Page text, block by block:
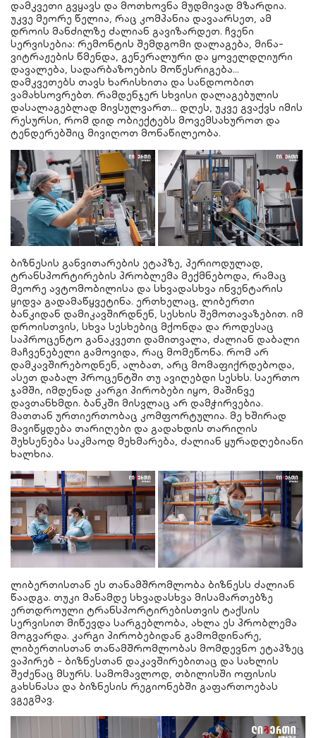
დამკვეთი გვყავს და მოთხოვნა მუდმივად მზარდია.
უკვე მეორე წელია, რაც კომპანია დავაარსეთ, ამ
დროის მანძილზე ძალიან გავიზარდეთ. ჩვენი
სერვისებია: რემონტის შემდგომი დალაგება, მინა-
ვიტრაჟების წმენდა, გენერალური და ყოველდღიური
დავალება, სადარბაზოების მოწესრიგება...
დამკვეთებს თავს ხარისხითა და სანდოობით
ვამახსოვრებთ. რამდენჯერ სხვისი დალაგებულის
დასალაგებლად მივსულვართ… დღეს, უკვე გვაქვს იმის
რესურსი, რომ დიდ ობიექტებს მოვემსახუროთ და
ტენდერებშიც მივიღოთ მონაწილეობა.
ბიზნესის განვითარების ეტაპზე, პერიოდულად,
ტრანსპორტირების პრობლემა მექმნებოდა, რამაც
მეორე ავტომობილისა და სხვადასხვა ინვენტარის
ყიდვა გადამაწყვეტინა. ერთხელაც, ლიბერთი
ბანკიდან დამიკავშირდნენ, სესხის შემოთავაზებით. იმ
დროისთვის, სხვა სესხებიც მქონდა და როდესაც
საპროცენტო განაკვეთი დამითვალა, ძალიან დაბალი
მაჩვენებელი გამოვიდა, რაც მომეწონა. რომ არ
დამკავშირებოდნენ, ალბათ, არც მომაფიქრდებოდა,
ასეთ დაბალ პროცენტში თუ ავიღებდი სესხს. საერთო
ჯამში, იმდენად კარგი პირობები იყო, მაშინვე
დავთანხმდი. ბანკში მისვლაც არ დამჭირვებია.
მათთან ურთიერთობაც კომფორტულია. მე ხშირად
მავიწყდება თარიღები და გადახდის თარიღის
შეხსენება საკმაოდ მეხმარება, ძალიან ყურადღებიანი
ხალხია.
ლიბერთისთან ეს თანამშრომლობა ბიზნესს ძალიან
წაადგა. თუკი მანამდე სხვადასხვა მისამართებზე
ერთდროული ტრანსპორტირებისთვის ტაქსის
სერვისით მიწევდა სარგებლობა, ახლა ეს პრობლემა
მოგვარდა. კარგი პირობებიდან გამომდინარე,
ლიბერთისთან თანამშრომლობას მომდევნო ეტაპზეც
ვაპირებ - ბიზნესთან დაკავშირებითაც და სახლის
შეძენაც მსურს. სამომავლოდ, თბილისში ოფისის
გახსნასა და ბიზნესის რეგიონებში გაფართოებას
ვგეგმავ.